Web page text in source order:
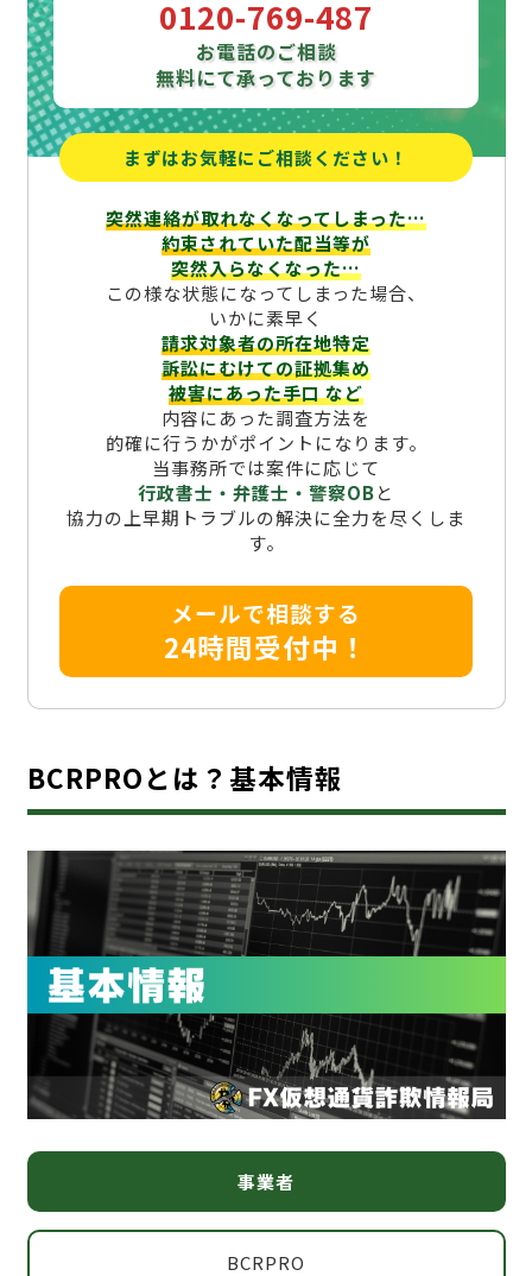
0120-769-487
お電話のご相談
無料にて承っております
まずはお気軽にご相談ください！
突然連絡が取れなくなってしまった…
約束されていた配当等が
突然入らなくなった…
この様な状態になってしまった場合、
いかに素早く
請求対象者の所在地特定
訴訟にむけての証拠集め
被害にあった手口など
内容にあった調査方法を
的確に行うかがポイントになります。
当事務所では案件に応じて
行政書士・弁護士・警察OBと
協力の上早期トラブルの解決に全力を尽くしま
す。
メールで相談する
24時間受付中！
BCRPROとは？基本情報
事業者
BCRPRO